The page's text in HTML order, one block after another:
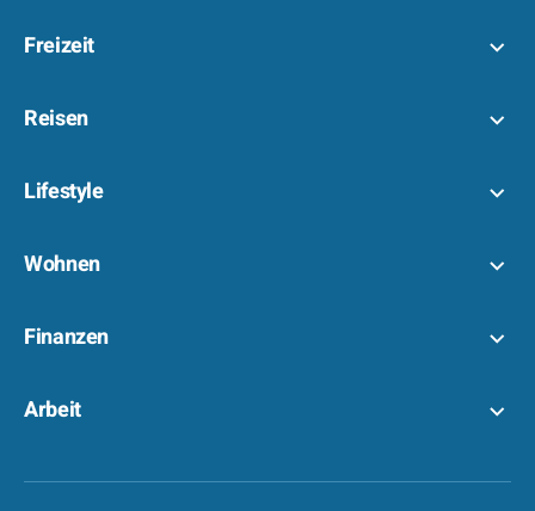
Freizeit
Reisen
Lifestyle
Wohnen
Finanzen
Arbeit